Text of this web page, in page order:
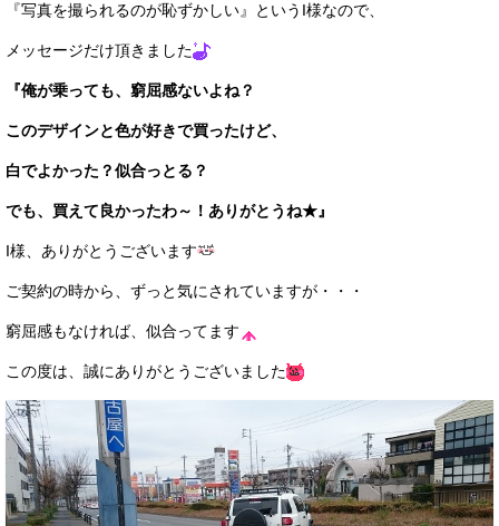
『写真を撮られるのが恥ずかしい』というI様なので、
メッセージだけ頂きました
『俺が乗っても、窮屈感ないよね？
このデザインと色が好きで買ったけど、
白でよかった？似合っとる？
でも、買えて良かったわ～！ありがとうね★』
I様、ありがとうございます
ご契約の時から、ずっと気にされていますが・・・
窮屈感もなければ、似合ってます
この度は、誠にありがとうございました